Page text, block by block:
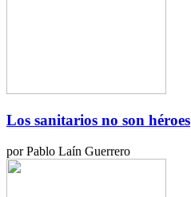
Los sanitarios no son héroes
por Pablo Laín Guerrero